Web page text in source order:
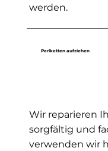
werden.
Perlketten aufziehen
Wir reparieren
sorgfältig und
verwenden wir